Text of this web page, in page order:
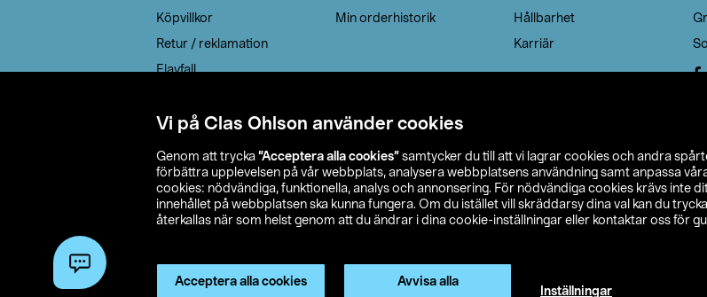
Vi på Clas Ohlson använder cookies
Genom att trycka ”Acceptera alla cookies” samtycker du till att vi lagrar cookies och andra
förbättra upplevelsen på vår webbplats, analysera webbplatsens användning samt anpassa
cookies: nödvändiga, funktionella, analys och annonsering. För nödvändiga cookies krävs inte
innehållet på webbplatsen ska kunna fungera. Om du istället vill skräddarsy dina val kan du
återkallas när som helst genom att du ändrar i dina cookie-inställningar eller kontaktar oss för
Acceptera alla cookies Avvisa alla
Inställningar
Köpvillkor
Retur / reklamation
Elavfall
Leveransalternativ
Min orderhistorik Hållbarhet
Karriär